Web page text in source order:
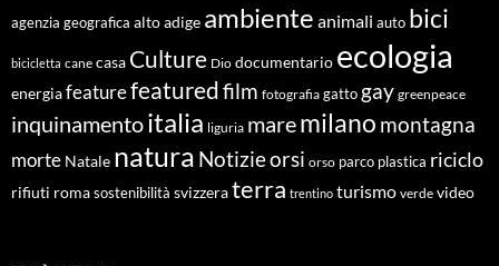
agenzia geografica alto adige ambiente animali auto bici
bicicletta cane casa Culture Dio documentario ecologia
energiafeaturefeaturedfilm fotografia gatto gay greenpeace
inquinamentoitalia liguria maremilano montagna
morte Natale natura Notizieorsi orso parco plastica riciclo
rifiuti roma sostenibilità svizzeraterra trentino turismo verde video